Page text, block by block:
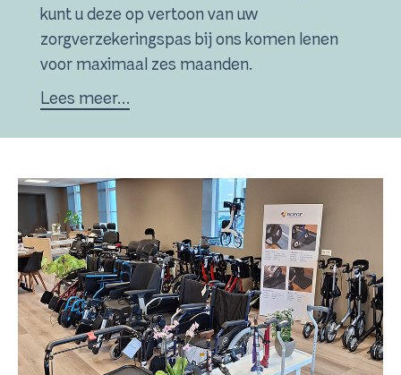
kunt u deze op vertoon van uw
zorgverzekeringspas bij ons komen lenen
voor maximaal zes maanden.
Lees meer…